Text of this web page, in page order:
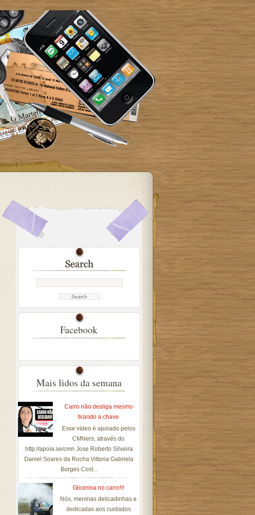
Facebook
Mais lidos da semana
Carro não desliga mesmo
tirando a chave
Esse vídeo é apoiado pelos
CMNers, através do
http://apoia.se/cmn Jose Roberto Silveira
Daniel Soares da Rocha Vittoria Gabriela
Borges Cost...
Glicerina no carro!!!
Nós, meninas delicadinhas e
dedicadas aos cuidados